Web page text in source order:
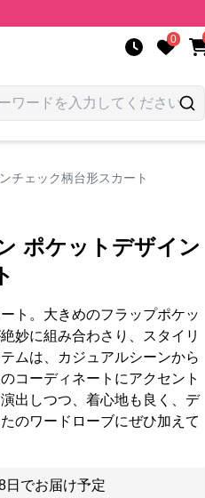
0
チェック柄台形スカート
ポケットデザイン
ト。大きめのフラップポケッ
妙に組み合わさり、スタイリ
ムは、カジュアルシーンから
コーディネートにアクセント
出しつつ、着心地も良く、デ
のワードローブにぜひ加えて
日でお届け予定